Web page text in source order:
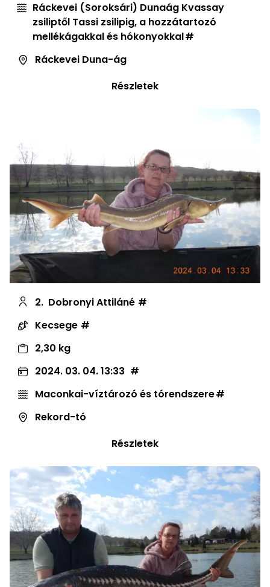
Ráckevei (Soroksári) Dunaág Kvassay
zsiliptől Tassi zsilipig, a hozzátartozó
mellékágakkal és hókonyokkal
Ráckevei Duna-ág
Részletek
2. Dobronyi Attiláné
Kecsege
2,30 kg
2024. 03. 04. 13:33
Maconkai-víztározó és tórendszere
Rekord-tó
Részletek